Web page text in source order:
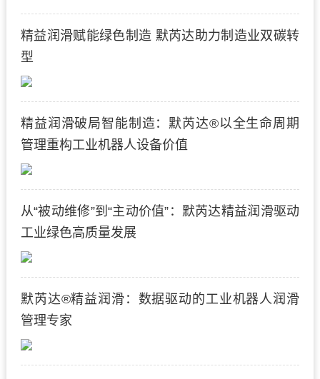
精益润滑赋能绿色制造 默芮达助力制造业双碳转
型
精益润滑破局智能制造：默芮达®以全生命周期
管理重构工业机器人设备价值
从“被动维修”到“主动价值”：默芮达精益润滑驱动
工业绿色高质量发展
默芮达®精益润滑：数据驱动的工业机器人润滑
管理专家